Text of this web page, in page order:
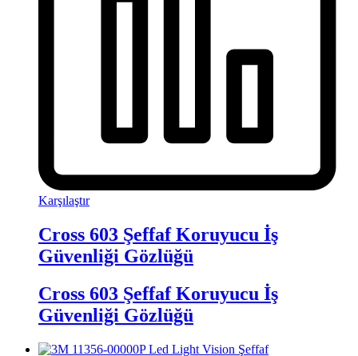
Karşılaştır
Cross 603 Şeffaf Koruyucu İş
Güvenliği Gözlüğü
Cross 603 Şeffaf Koruyucu İş
Güvenliği Gözlüğü